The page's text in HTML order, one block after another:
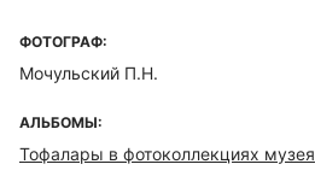
ФОТОГРАФ:
Мочульский П.Н.
АЛЬБОМЫ:
Тофалары в фотоколлекциях музея